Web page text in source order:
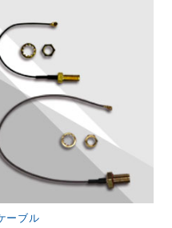
ーブル